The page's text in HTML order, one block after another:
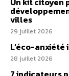
villes
29 juillet 2026
L’éco-
28 juillet 2026